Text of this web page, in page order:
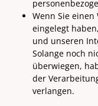
Wenn Sie einen
eingelegt
und unseren
Solange noch
überwiegen,
der
verlangen.